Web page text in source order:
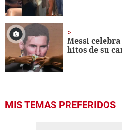
Messi celebra
hitos de su
MIS TEMAS PREFERIDOS